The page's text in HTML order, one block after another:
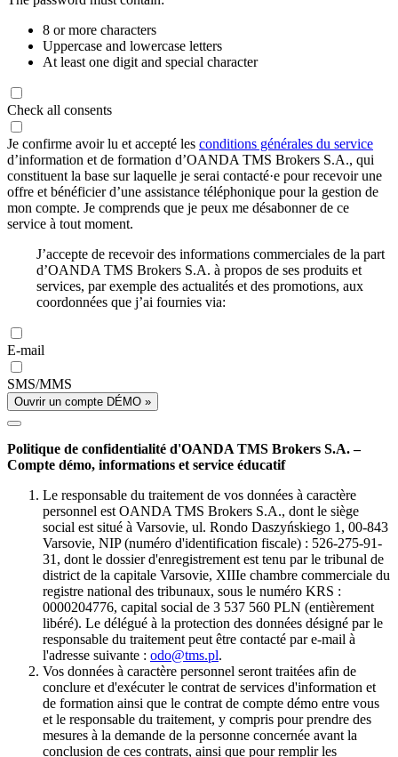
8 or more characters
Uppercase and lowercase letters
At least one digit and special character
Check all consents
Je confirme avoir lu et accepté les conditions générales du service
d’information et de formation d’OANDA TMS Brokers S.A., qui
constituent la base sur laquelle je serai contacté·e pour recevoir une
offre et bénéficier d’une assistance téléphonique pour la gestion de
mon compte. Je comprends que je peux me désabonner de ce
service à tout moment.
J’accepte de recevoir des informations commerciales de la part
d’OANDA TMS Brokers S.A. à propos de ses produits et
services, par exemple des actualités et des promotions, aux
coordonnées que j’ai fournies via:
E-mail
SMS/MMS
Ouvrir un compte DÉMO »
Politique de confidentialité d'OANDA TMS Brokers S.A. –
Compte démo, informations et service éducatif
Le responsable du traitement de vos données à caractère
personnel est OANDA TMS Brokers S.A., dont le siège
social est situé à Varsovie, ul. Rondo Daszyńskiego 1, 00-843
Varsovie, NIP (numéro d'identification fiscale) : 526-275-91-
31, dont le dossier d'enregistrement est tenu par le tribunal de
district de la capitale Varsovie, XIIIe chambre commerciale du
registre national des tribunaux, sous le numéro KRS :
0000204776, capital social de 3 537 560 PLN (entièrement
libéré). Le délégué à la protection des données désigné par le
responsable du traitement peut être contacté par e-mail à
l'adresse suivante : odo@tms.pl.
Vos données à caractère personnel seront traitées afin de
conclure et d'exécuter le contrat de services d'information et
de formation ainsi que le contrat de compte démo entre vous
et le responsable du traitement, y compris pour prendre des
mesures à la demande de la personne concernée avant la
conclusion de ces contrats, ainsi que pour remplir les